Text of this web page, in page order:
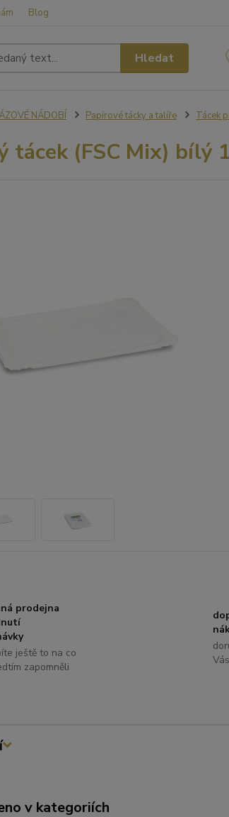
Blog
Hledat
NÁDOBÍ Papírové tácky a talíře Tácek
tácek (FSC Mix) bílý
prodejna
ještě to na co
zapomněli
v kategoriích